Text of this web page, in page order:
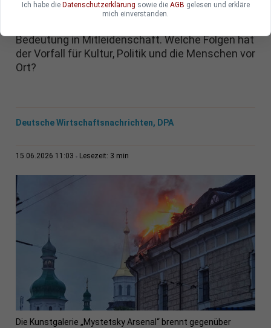
Wohngebieten und Infrastruktur geriet diesmal
Bedeutung in Mitleidenschaft. Welche Folgen hat
der Vorfall für Kultur, Politik und die Menschen vor
Ort?
Deutsche Wirtschaftsnachrichten, DPA
15.06.2026 11:03 Lesezeit: 3 min
Die Kunstgalerie „Mystetsky Arsenal“ brennt gegenüber
Ich habe die Datenschutzerklärung sowie die AGB gelesen und erkläre
mich einverstanden.